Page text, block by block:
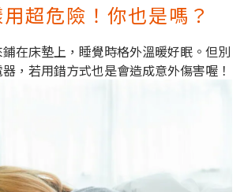
超危險！你也是嗎？
在床墊上，睡覺時格外溫暖好眠。但別
，若用錯方式也是會造成意外傷害喔！